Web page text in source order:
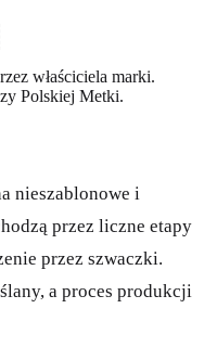
właściciela marki.
Polskiej Metki.
nieszablonowe i
przez liczne etapy
przez szwaczki.
a proces produkcji